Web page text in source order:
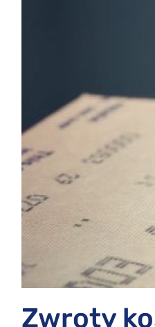
Zwroty